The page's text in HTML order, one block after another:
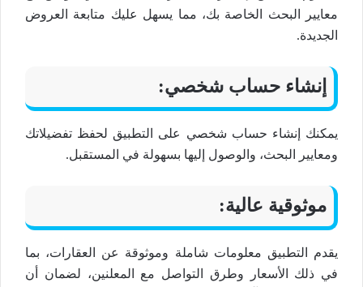
معايير البحث الخاصة بك، مما يسهل عليك متابعة العروض
الجديدة.
إنشاء حساب شخصي:
يمكنك إنشاء حساب شخصي على التطبيق لحفظ تفضيلاتك
ومعايير البحث، والوصول إليها بسهولة في المستقبل.
موثوقية عالية:
يقدم التطبيق معلومات شاملة وموثوقة عن العقارات، بما
في ذلك الأسعار وطرق التواصل مع المعلنين، لضمان أن